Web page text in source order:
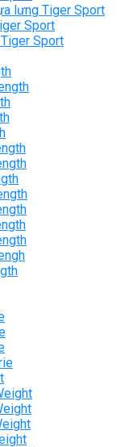
lưng Tiger Sport
Sport
Sport